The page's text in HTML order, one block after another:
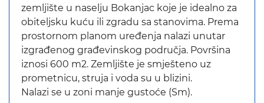
zemljište u naselju Bokanjac koje je idealno za
obiteljsku kuću ili zgradu sa stanovima. Prema
prostornom planom uređenja nalazi unutar
izgrađenog građevinskog područja. Površina
iznosi 600 m2. Zemljište je smješteno uz
prometnicu, struja i voda su u blizini.
Nalazi se u zoni manje gustoće (Sm).